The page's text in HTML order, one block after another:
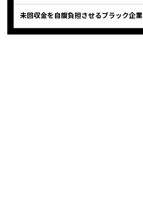
未回収金を自腹負担させるブラック企業